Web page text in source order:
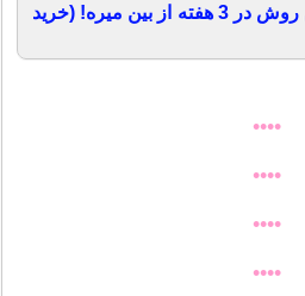
جای هر زخم و بخیه با این روش در 3 هفته از بین میره! (خرید
••••
••••
••••
••••